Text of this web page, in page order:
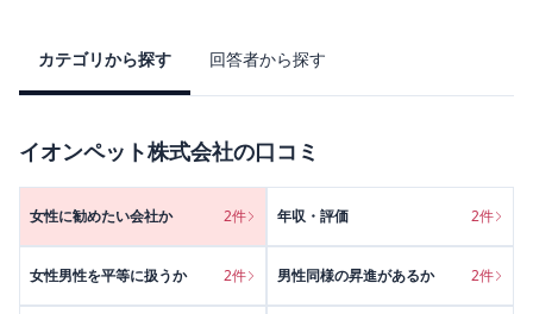
カテゴリから探す 回答者から探す
イオンペット株式会社の口コミ
女性に勧めたい会社か 2件 年収・評価 2件
女性男性を平等に扱うか 2件 男性同様の昇進があるか 2件